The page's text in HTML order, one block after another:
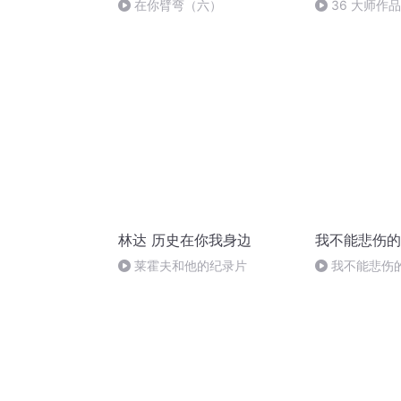
在你臂弯（六）
36 大师作
林达 历史在你我身边
莱霍夫和他的纪录片
我不能悲伤
我不能悲伤